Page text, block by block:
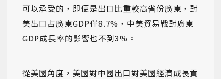
可以承受的，即便是出口比重較高省份廣東，對
美出口占廣東GDP僅8.7%，中美貿易戰對廣東
GDP成長率的影響也不到3%。
從美國角度，美國對中國出口對美國經濟成長貢